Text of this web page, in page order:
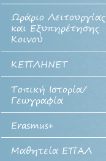
Ωράριο Λειτουργίας
και Εξυπηρέτησης
Κοινού
ΚΕΠΛΗΝΕΤ
Τοπική Ιστορία/
Γεωγραφία
Erasmus+
Μαθητεία ΕΠΑΛ